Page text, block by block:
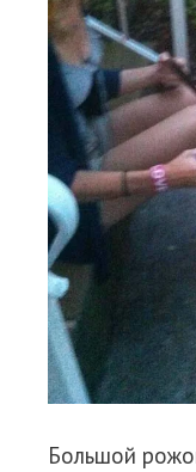
Большой